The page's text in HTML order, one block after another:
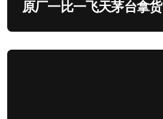
原厂一比一飞天茅台拿货